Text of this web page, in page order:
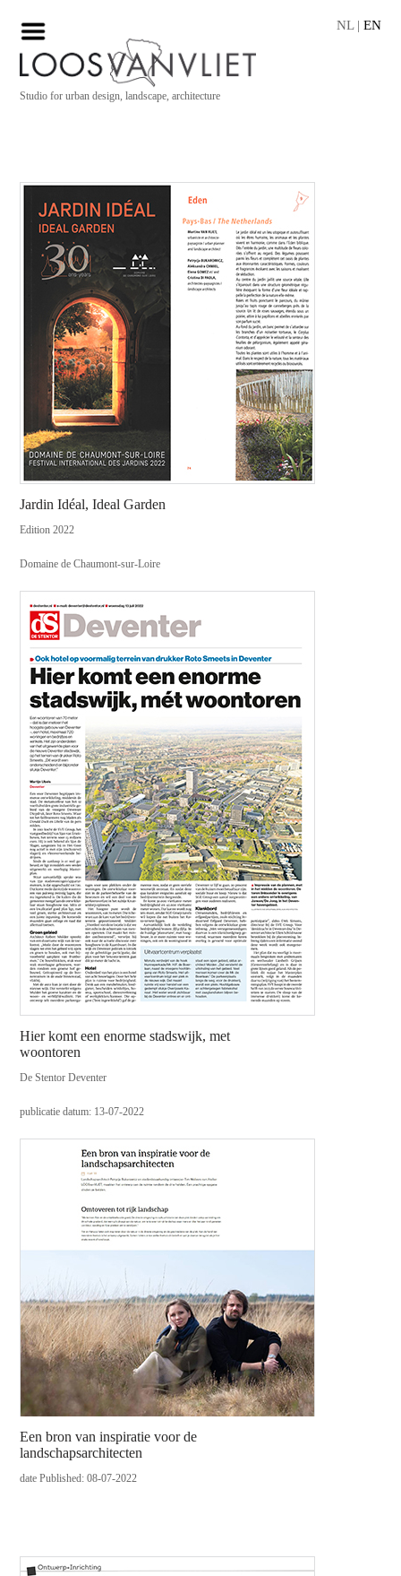
NL| EN
Studio for urban design, landscape, architecture
Jardin Idéal, Ideal Garden
Edition 2022
Domaine de Chaumont-sur-Loire
Hier komt een enorme stadswijk, met
woontoren
De Stentor Deventer
publicatie datum: 13-07-2022
Een bron van inspiratie voor de
landschapsarchitecten
date Published: 08-07-2022